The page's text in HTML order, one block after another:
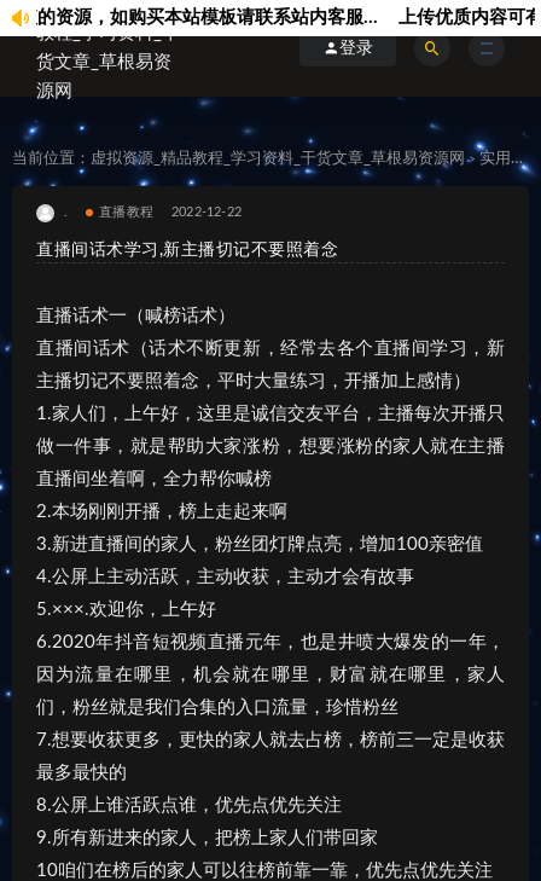
资源，如购买本站模板请联系站内客服... 上传优质内容可有效
登录
当前位置： 虚拟资源_精品教程_学习资料_干货文章_草根易资源网 > 实用资源
直播教程 2022-12-22
直播间话术学习,新主播切记不要照着念
直播话术一（喊榜话术）
直播间话术（话术不断更新，经常去各个直播间学习，新
主播切记不要照着念，平时大量练习，开播加上感情）
1.家人们，上午好，这里是诚信交友平台，主播每次开播只
做一件事，就是帮助大家涨粉，想要涨粉的家人就在主播
直播间坐着啊，全力帮你喊榜
2.本场刚刚开播，榜上走起来啊
3.新进直播间的家人，粉丝团灯牌点亮，增加100亲密值
4.公屏上主动活跃，主动收获，主动才会有故事
5.×××.欢迎你，上午好
6.2020年抖音短视频直播元年，也是井喷大爆发的一年，
因为流量在哪里，机会就在哪里，财富就在哪里，家人
们，粉丝就是我们合集的入口流量，珍惜粉丝
7.想要收获更多，更快的家人就去占榜，榜前三一定是收获
最多最快的
8.公屏上谁活跃点谁，优先点优先关注
9.所有新进来的家人，把榜上家人们带回家
10咱们在榜后的家人可以往榜前靠一靠，优先点优先关注